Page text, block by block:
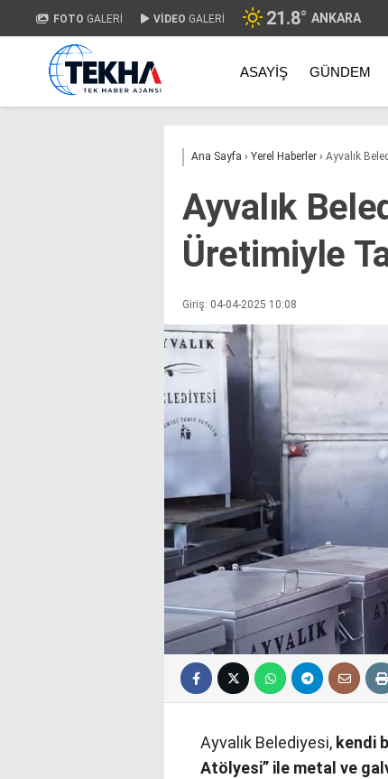
FOTO GALERİ VİDEO GALERİ 21.8° ANKARA
ASAYIŞ GÜNDEM
Ana Sayfa › Yerel Haberler › Ayvalık
Ayvalık
Üretimiyle
Giriş: 04-04-2025 10:08
Ayvalık Belediyesi, kendi
Atölyesi” ile metal ve